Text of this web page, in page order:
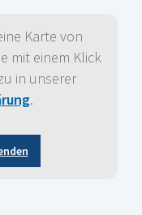
Karte von
mit einem Klick
in unserer
.